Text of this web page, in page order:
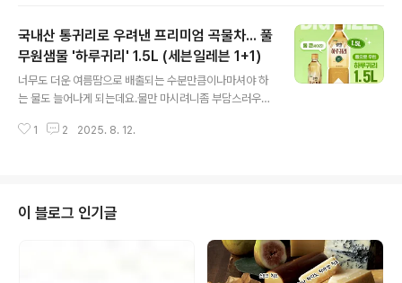
중요한 요소인 양념을제대로 바른 치킨이 있다면?두둥~!
바로 풀무원에서 새롭게 출시된풀무원 '허니퐁당 치킨 2
종'입니다.'허니퐁당 치킨'은풀무원만의 99.9% 소스 코팅
기술인‘소스 퐁당’ 기술을 적용한 것이 특징인데요.네?! 99.
9% 소스 코팅이라고요?!정말 빠짐없이 꼼꼼하고 빼곡하
게 채워진 양념이라...이것이야 말로 양념치킨에게 필요한
국내산 통귀리로 우려낸 프리미엄 곡물차... 풀
무원샘물 '하루귀리' 1.5L (세븐일레븐 1+1)
너무도 더운 여름땀으로 배출되는 수분만큼이나마셔야 하
는 물도 늘어나게 되는데요.물만 마시려니좀 부담스러우신
고 하는데요.물 대신 하는 선택이니가능하면 조금 더 좋은
수 아미노산, 현미 대비 4배 높은 칼슘을 함유한 곡물로,간
편하게 균형 잡힌 영양분을 섭취할 수 있는건강 식재료로
주목받고 있는데요.바로 ‘하루귀리’가풀무원의 바른먹거리
원칙에 따라 엄선한국내산 통귀리를 비롯해100% 국내산
원재료만을 사용한 차 음료거든요!!!여기에무균 충전 시스
1 2 2025. 8. 12.
이 블로그 인기글